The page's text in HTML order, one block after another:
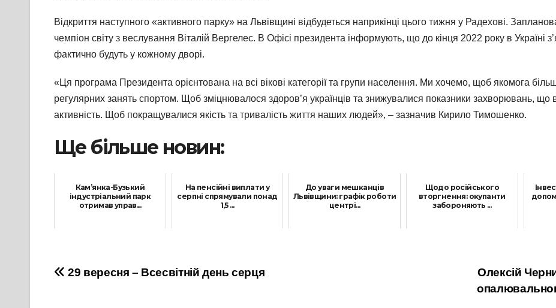
Відкриття наступного «активного парку» на Львівщині відбудеться наприкінці цього тижня у Радехові.
чемпіон світу з веслування Віталій Вергелес. В Офісі президента інформують, що до кінця 2022 року в Україні
фактично будуть у кожному дворі.
«Ця програма Президента орієнтована на всі вікові категорії та групи населення. Ми хочемо, щоб якомога
регулярних занять спортом. Щоб зміцнювалося здоров’я українців та знижувалися показники захворювань, що
активність. Щоб покращувалися якість та тривалість життя наших людей», – зазначив Кирило Тимошенко.
Ще більше новин:
Кам’янка-Бузький
індустріальний парк
отримав управ...
На пенсійні виплати у
серпні спрямували понад
1,5 ...
До уваги мешканців
Львівщини: графік роботи
центрі...
Щодо російського
вторгнення: окупанти
забороняють ...
Навігація
Олексій
29 вересня – Всесвітній день серця